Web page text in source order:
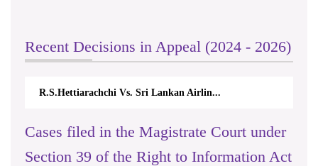
Recent Decisions in Appeal (2024 - 2026)
R.S.Hettiarachchi Vs. Sri Lankan Airlin...
Cases filed in the Magistrate Court under
Section 39 of the Right to Information Act